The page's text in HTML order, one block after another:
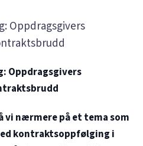
Oppdragsgivers
Oppdragsgivers
vi nærmere på et tema som
kontraktsoppfølging i